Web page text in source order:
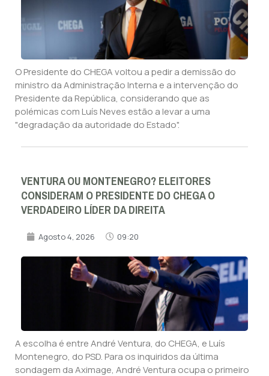
O Presidente do CHEGA voltou a pedir a demissão do
ministro da Administração Interna e a intervenção do
Presidente da República, considerando que as
polémicas com Luís Neves estão a levar a uma
"degradação da autoridade do Estado".
VENTURA OU MONTENEGRO? ELEITORES
CONSIDERAM O PRESIDENTE DO CHEGA O
VERDADEIRO LÍDER DA DIREITA
Agosto 4, 2026 09:20
A escolha é entre André Ventura, do CHEGA, e Luís
Montenegro, do PSD. Para os inquiridos da última
sondagem da Aximage, André Ventura ocupa o primeiro